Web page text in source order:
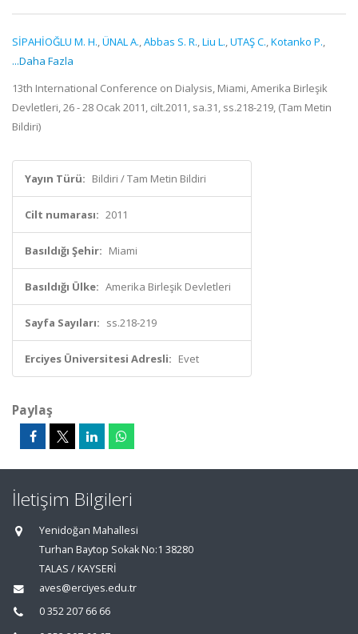
SİPAHİOĞLU M. H.,ÜNAL A.,Abbas S. R.,Liu L.,UTAŞ C.,Kotanko P.,
...Daha Fazla
13th International Conference on Dialysis, Miami, Amerika Birleşik
Devletleri, 26 - 28 Ocak 2011, cilt.2011, sa.31, ss.218-219, (Tam Metin
Bildiri)
Yayın Türü: Bildiri / Tam Metin Bildiri
Cilt numarası: 2011
Basıldığı Şehir: Miami
Basıldığı Ülke: Amerika Birleşik Devletleri
Sayfa Sayıları: ss.218-219
Erciyes Üniversitesi Adresli: Evet
Paylaş
İletişim Bilgileri
Yenidoğan Mahallesi
Turhan Baytop Sokak No:1 38280
TALAS / KAYSERİ
aves@erciyes.edu.tr
0 352 207 66 66